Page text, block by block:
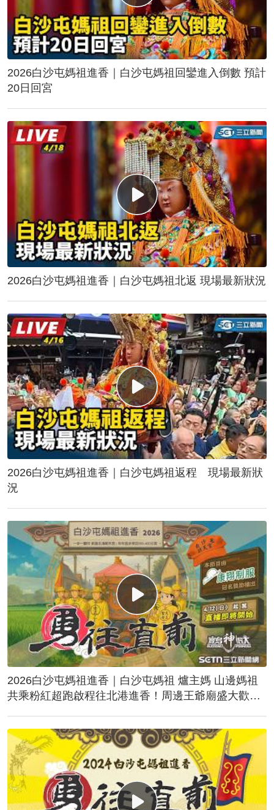
2026白沙屯媽祖進香｜白沙屯媽祖回鑾進入倒數 預計
20日回宮
2026白沙屯媽祖進香｜白沙屯媽祖北返 現場最新狀況
2026白沙屯媽祖進香｜白沙屯媽祖返程 現場最新狀
況
2026白沙屯媽祖進香｜白沙屯媽祖 爐主媽 山邊媽祖
共乘粉紅超跑啟程往北港進香！周邊王爺廟盛大歡